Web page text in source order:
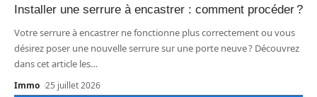
Installer une serrure à encastrer : comment procéder ?
Votre serrure à encastrer ne fonctionne plus correctement ou vous
désirez poser une nouvelle serrure sur une porte neuve ? Découvrez
dans cet article les…
Immo 25 juillet 2026